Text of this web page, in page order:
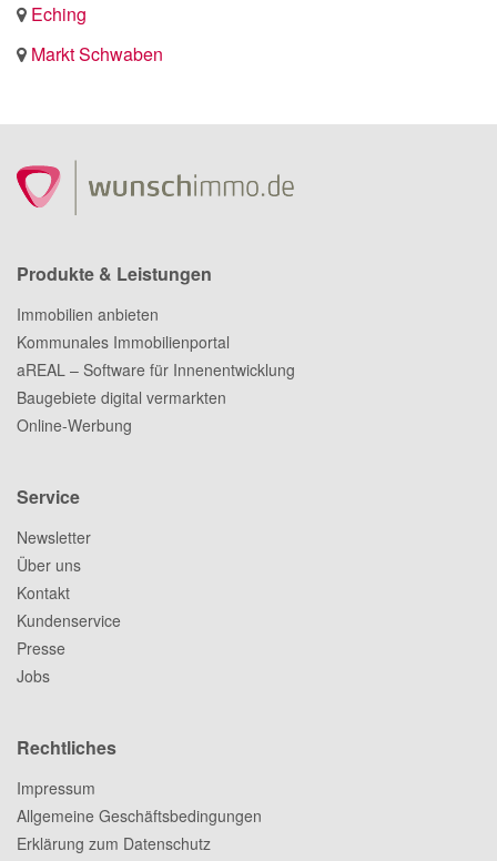
Eching
Markt Schwaben
Produkte & Leistungen
Immobilien anbieten
Kommunales Immobilienportal
aREAL – Software für Innenentwicklung
Baugebiete digital vermarkten
Online-Werbung
Service
Newsletter
Über uns
Kontakt
Kundenservice
Presse
Jobs
Rechtliches
Impressum
Allgemeine Geschäftsbedingungen
Erklärung zum Datenschutz